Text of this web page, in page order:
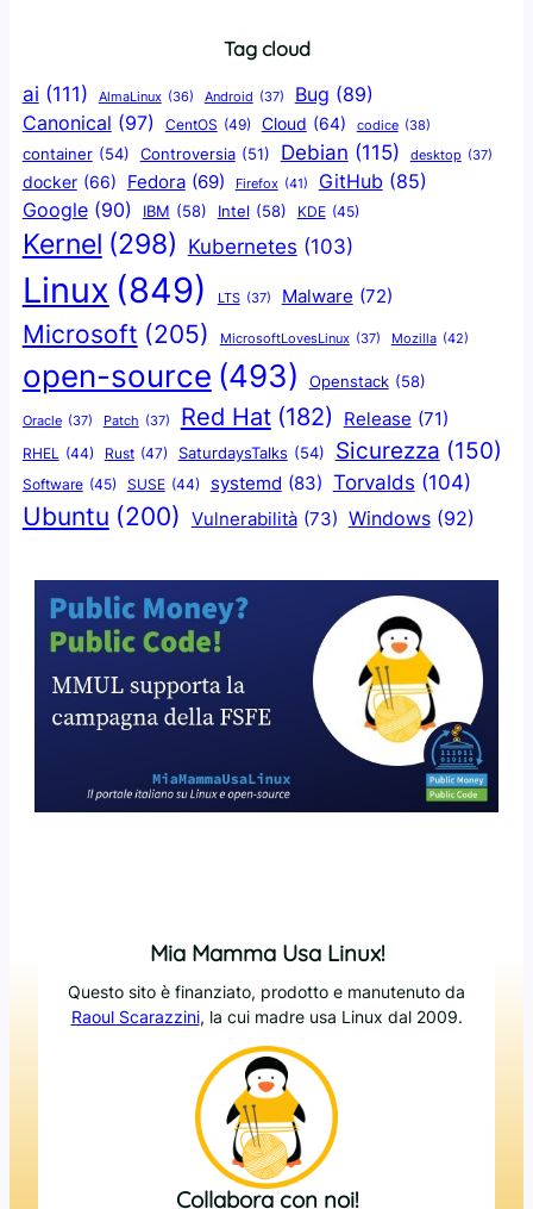
Tag cloud
ai (111) AlmaLinux (36) Android (37) Bug (89)
Canonical (97) CentOS (49) Cloud (64) codice (38)
container (54) Controversia (51) Debian (115) desktop (37)
docker (66) Fedora (69) Firefox (41) GitHub (85)
Google (90) IBM (58) Intel (58) KDE (45)
Kernel (298) Kubernetes (103)
Linux (849) LTS (37) Malware (72)
Microsoft (205) MicrosoftLovesLinux (37) Mozilla (42)
open-source (493) Openstack (58)
Oracle (37) Patch (37) Red Hat (182) Release (71)
RHEL (44) Rust (47) SaturdaysTalks (54) Sicurezza (150)
Software (45) SUSE (44) systemd (83) Torvalds (104)
Ubuntu (200) Vulnerabilità (73) Windows (92)
Mia Mamma Usa Linux!
Questo sito è finanziato, prodotto e manutenuto da
Raoul Scarazzini, la cui madre usa Linux dal 2009.
Collabora con noi!